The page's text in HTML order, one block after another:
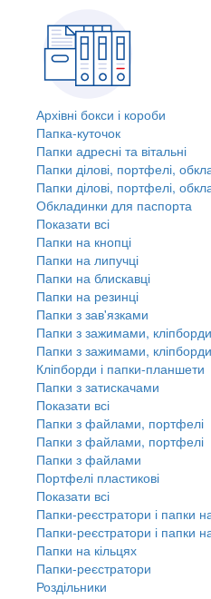
Архівні бокси і короби
Папка-куточок
Папки адресні та вітальні
Папки ділові, портфелі,
Папки ділові, портфелі,
Обкладинки для паспорта
Показати всі
Папки на кнопці
Папки на липучці
Папки на блискавці
Папки на резинці
Папки з зав'язками
Папки з зажимами, кліпборди
Папки з зажимами, кліпборди
Кліпборди і папки-планшети
Папки з затискачами
Показати всі
Папки з файлами, портфелі
Папки з файлами, портфелі
Папки з файлами
Портфелі пластикові
Показати всі
Папки-реєстратори і папки
Папки-реєстратори і папки
Папки на кільцях
Папки-реєстратори
Роздільники